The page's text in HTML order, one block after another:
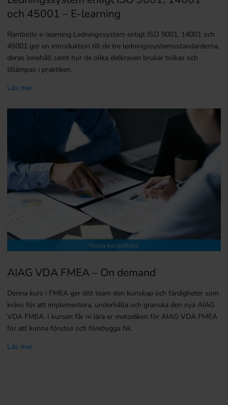
och 45001 – E-learning
Rambolls e-learning Ledningssystem enligt ISO 9001, 14001 och
45001 ger en introduktion till de tre ledningssystemsstandarderna,
deras innehåll samt hur de olika delkraven brukar tolkas och
tillämpas i praktiken.
Läs mer
Nästa kurstillfälle
AIAG VDA FMEA – On demand
Denna kurs i FMEA ger ditt team den kunskap och färdigheter som
krävs för att implementera, underhålla och granska den nya AIAG
VDA FMEA. I kursen får ni lära er metodiken för AIAG VDA FMEA
för att kunna förutse och förebygga fel.
Läs mer